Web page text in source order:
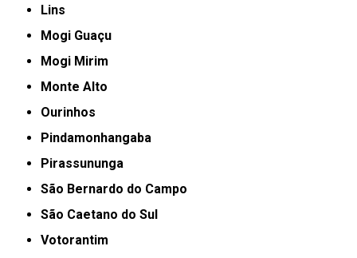
Lins
Mogi Guaçu
Mogi Mirim
Monte Alto
Ourinhos
Pindamonhangaba
Pirassununga
São Bernardo do Campo
São Caetano do Sul
Votorantim